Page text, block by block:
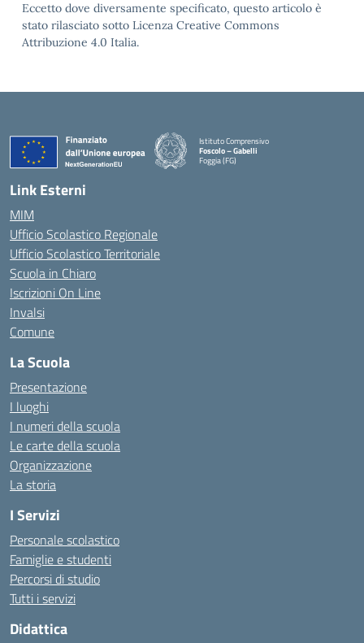
Eccetto dove diversamente specificato, questo articolo è
stato rilasciato sotto Licenza Creative Commons
Attribuzione 4.0 Italia.
Istituto Comprensivo
Foscolo – Gabelli
Foggia (FG)
— Visita la pagina iniziale della scuola
Link Esterni
MIM
Ufficio Scolastico Regionale
Ufficio Scolastico Territoriale
Scuola in Chiaro
Iscrizioni On Line
Invalsi
Comune
La Scuola
Presentazione
I luoghi
I numeri della scuola
Le carte della scuola
Organizzazione
La storia
I Servizi
Personale scolastico
Famiglie e studenti
Percorsi di studio
Tutti i servizi
Didattica